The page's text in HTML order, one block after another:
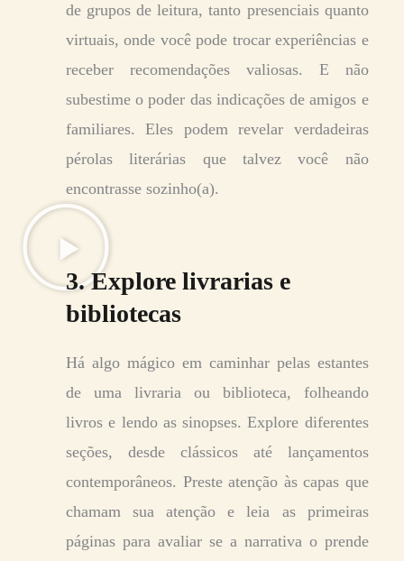
de grupos de leitura, tanto presenciais quanto
virtuais, onde você pode trocar experiências e
receber recomendações valiosas. E não
subestime o poder das indicações de amigos e
familiares. Eles podem revelar verdadeiras
pérolas literárias que talvez você não
encontrasse sozinho(a).
3. Explore livrarias e
bibliotecas
Há algo mágico em caminhar pelas estantes
de uma livraria ou biblioteca, folheando
livros e lendo as sinopses. Explore diferentes
seções, desde clássicos até lançamentos
contemporâneos. Preste atenção às capas que
chamam sua atenção e leia as primeiras
páginas para avaliar se a narrativa o prende